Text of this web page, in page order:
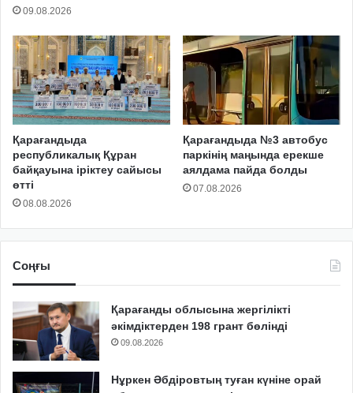
09.08.2026
Қарағандыда
республикалық Құран
байқауына іріктеу сайысы
өтті
08.08.2026
Қарағандыда №3 автобус
паркінің маңында ерекше
аялдама пайда болды
07.08.2026
Соңғы
Қарағанды облысына жергілікті
әкімдіктерден 198 грант бөлінді
09.08.2026
Нұркен Әбдіровтың туған күніне орай